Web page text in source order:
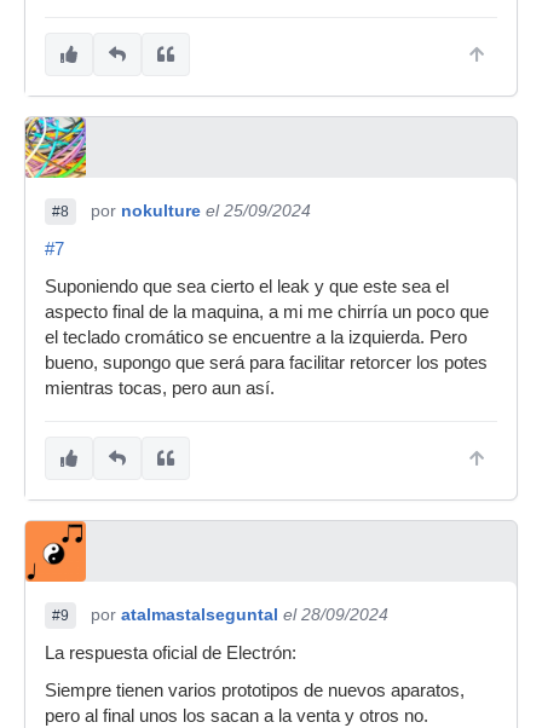
#8 por nokulture el 25/09/2024
#7
Suponiendo que sea cierto el leak y que este sea el
aspecto final de la maquina, a mi me chirría un poco que
el teclado cromático se encuentre a la izquierda. Pero
bueno, supongo que será para facilitar retorcer los potes
mientras tocas, pero aun así.
#9 por atalmastalseguntal el 28/09/2024
La respuesta oficial de Electrón:
Siempre tienen varios prototipos de nuevos aparatos,
pero al final unos los sacan a la venta y otros no.